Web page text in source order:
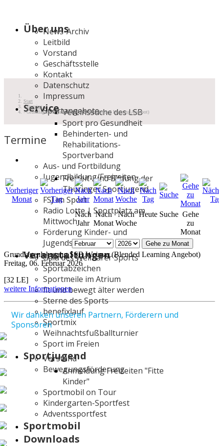
Über uns
News-Archiv
Leitbild
Vorstand
Geschäftsstelle
Kontakt
Datenschutz
Impressum
ServiceSportangebote
Vereinssuche des LSB
Sport pro Gesundheit
Behinderten- und
Rehabilitations-
Sportverband
Aus- und Fortbildung
Jugendbildung/Freizeiten
Freizeit- und Bildung der
Thüringer Sportjugend
FSJ im Sport
Radio Lotte | Sportplatz am
Mittwoch
Förderung Kinder- und
Jugendsport
Veranstaltungen
Gala des Weimarer Sports
Sportabzeichen
Sportmeile im Atrium
fit und bewegt älter werden
Sterne des Sports
benefixlauf
Sportmix
Weihnachtsfußballturnier
Sport im Freien
Sportjugend
Vorstand
Bewegungsförderung
Anmeldung Freizeiten "Fitte
Kinder"
Sportmobil on Tour
Kindergarten-Sportfest
Adventssportfest
Sportmobil
Downloads
Start
Termine
Grundlagenlehrgang SSB Weimar (Blended Learning Angebot)
Termine
Nach
Jahr
Nach
Monat
Nach
Woche
Heute Suche Gehe
zu
Monat
Gehe zu Monat
Grundlagenlehrgang SSB Weimar (Blended Learning Angebot)
Freitag, 06. Februar 2026
[32 LE]
weitere Informationen
Wir danken unseren Partnern, Förderern und
Sponsoren